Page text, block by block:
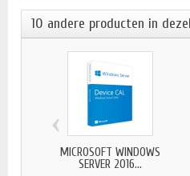
10 andere producten in
MICROSOFT WINDOWS
SERVER 2016...
‹